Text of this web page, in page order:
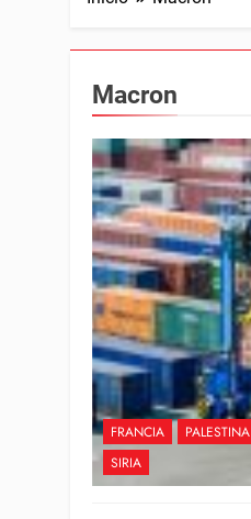
Macron
FRANCIA PALESTINA
SIRIA